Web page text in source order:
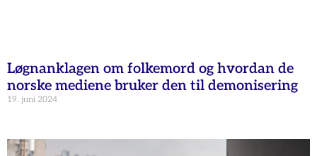
Løgnanklagen om folkemord og hvordan de
norske mediene bruker den til demonisering
19. juni 2024